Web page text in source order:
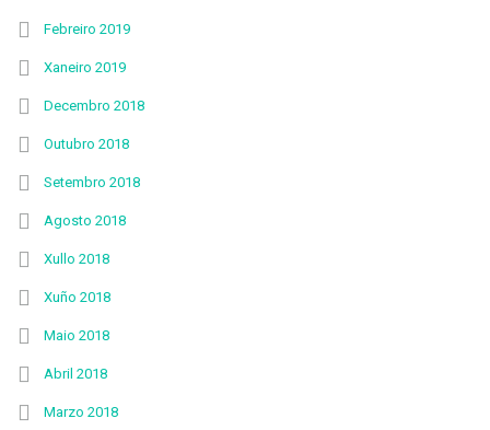
Febreiro 2019
Xaneiro 2019
Decembro 2018
Outubro 2018
Setembro 2018
Agosto 2018
Xullo 2018
Xuño 2018
Maio 2018
Abril 2018
Marzo 2018